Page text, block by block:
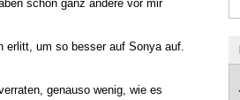
schon ganz andere vor mir
erlitt, um so besser auf Sonya auf.
genauso wenig, wie es